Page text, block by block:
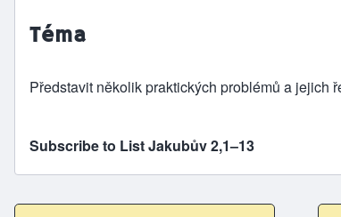
Téma
Představit několik praktických problémů a jejich
Subscribe to List Jakubův 2,1–13